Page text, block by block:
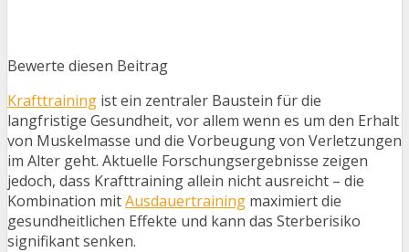
Bewerte diesen Beitrag
Krafttraining ist ein zentraler Baustein für die
langfristige Gesundheit, vor allem wenn es um den Erhalt
von Muskelmasse und die Vorbeugung von Verletzungen
im Alter geht. Aktuelle Forschungsergebnisse zeigen
jedoch, dass Krafttraining allein nicht ausreicht – die
Kombination mitAusdauertraining maximiert die
gesundheitlichen Effekte und kann das Sterberisiko
signifikant senken.